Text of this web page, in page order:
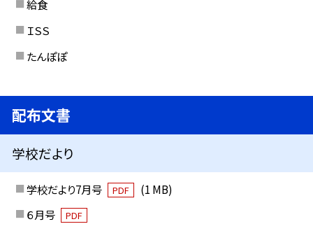
給食
ＩＳＳ
たんぽぽ
配布文書
学校だより
学校だより7月号 PDF
(1 MB)
６月号
PDF